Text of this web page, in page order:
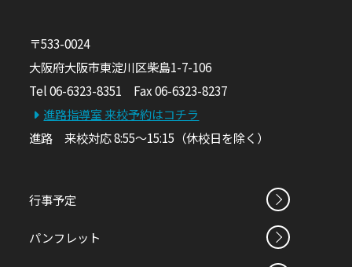
〒533-0024
大阪府大阪市東淀川区柴島1-7-106
Tel 06-6323-8351 Fax 06-6323-8237
進路指導室 来校予約はコチラ
進路 来校対応 8:55～15:15（休校日を除く）
行事予定
パンフレット